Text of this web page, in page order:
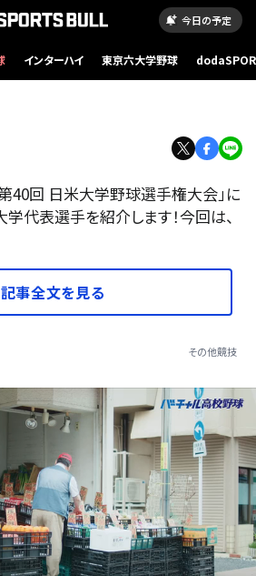
今日の予定
インターハイ 東京六大学野球
40回 日米大学野球選手権大会」に
代表選手を紹介します！今回は、
記事全文を見る
その他競技